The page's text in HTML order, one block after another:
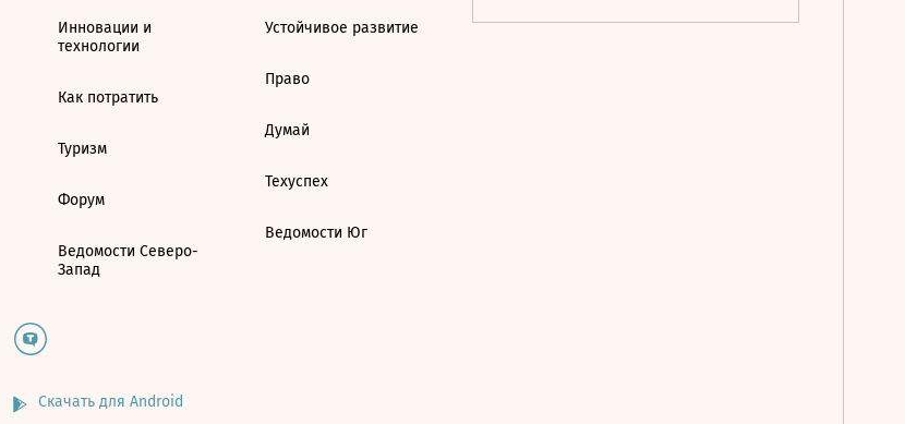
Инновации и
технологии
Как потратить
Туризм
Форум
Ведомости Северо-
Запад
Устойчивое развитие
Право
Думай
Техуспех
Ведомости Юг
Скачать для Android